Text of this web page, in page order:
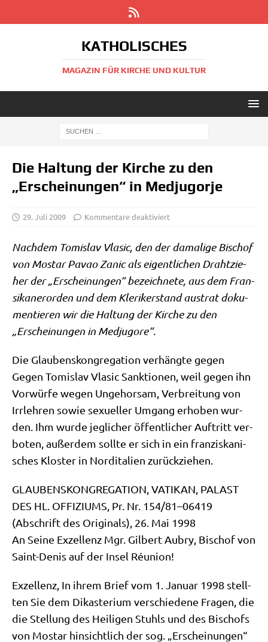
KATHOLISCHES
MAGAZIN FÜR KIRCHE UND KULTUR
Die Haltung der Kirche zu den
„Erscheinungen“ in Medjugorje
29. Juli 2009 Kommentare deaktiviert
Nach­dem Tomis­lav Vla­sic, den der dama­li­ge Bischof
von Mostar Pavao Zanic als eigent­li­chen Draht­zie­
her der „Erschei­nun­gen“ bezeich­ne­te, aus dem Fran­
si­ka­ner­or­den und dem Kle­ri­ker­stand aus­trat doku­
men­tie­ren wir die Hal­tung der Kir­che zu den
„Erschei­nun­gen in Medjugore“.
Die Glau­bens­kon­gre­ga­ti­on ver­häng­te gegen
Gegen Tomis­lav Vla­sic Sank­tio­nen, weil gegen ihn
Vor­wür­fe wegen Unge­hor­sam, Ver­brei­tung von
Irr­leh­ren sowie sexu­el­ler Umgang erho­ben wur­
den. Ihm wur­de jeg­li­cher öffent­li­cher Auf­tritt ver­
bo­ten, außer­dem soll­te er sich in ein fran­zis­ka­ni­
sches Klo­ster in Nord­ita­li­en zurückziehen.
GLAUBENSKONGREGATION, VATIKAN, PALAST
DES HL. OFFIZIUMS, Pr. Nr. 154/81–06419
(Abschrift des Ori­gi­nals), 26. Mai 1998
An Sei­ne Exzel­lenz Mgr. Gil­bert Aubry, Bischof von
Saint-Denis auf der Insel Réunion!
Exzel­lenz, In ihrem Brief vom 1. Janu­ar 1998 stell­
ten Sie dem Dik­aste­ri­um ver­schie­de­ne Fra­gen, die
die Stel­lung des Hei­li­gen Stuhls und des Bischofs
von Mostar hin­sicht­lich der sog. „Erschei­nun­gen“